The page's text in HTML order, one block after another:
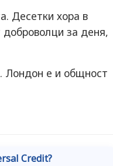
Десетки хора в
за деня,
Лондон е и общност
Credit?